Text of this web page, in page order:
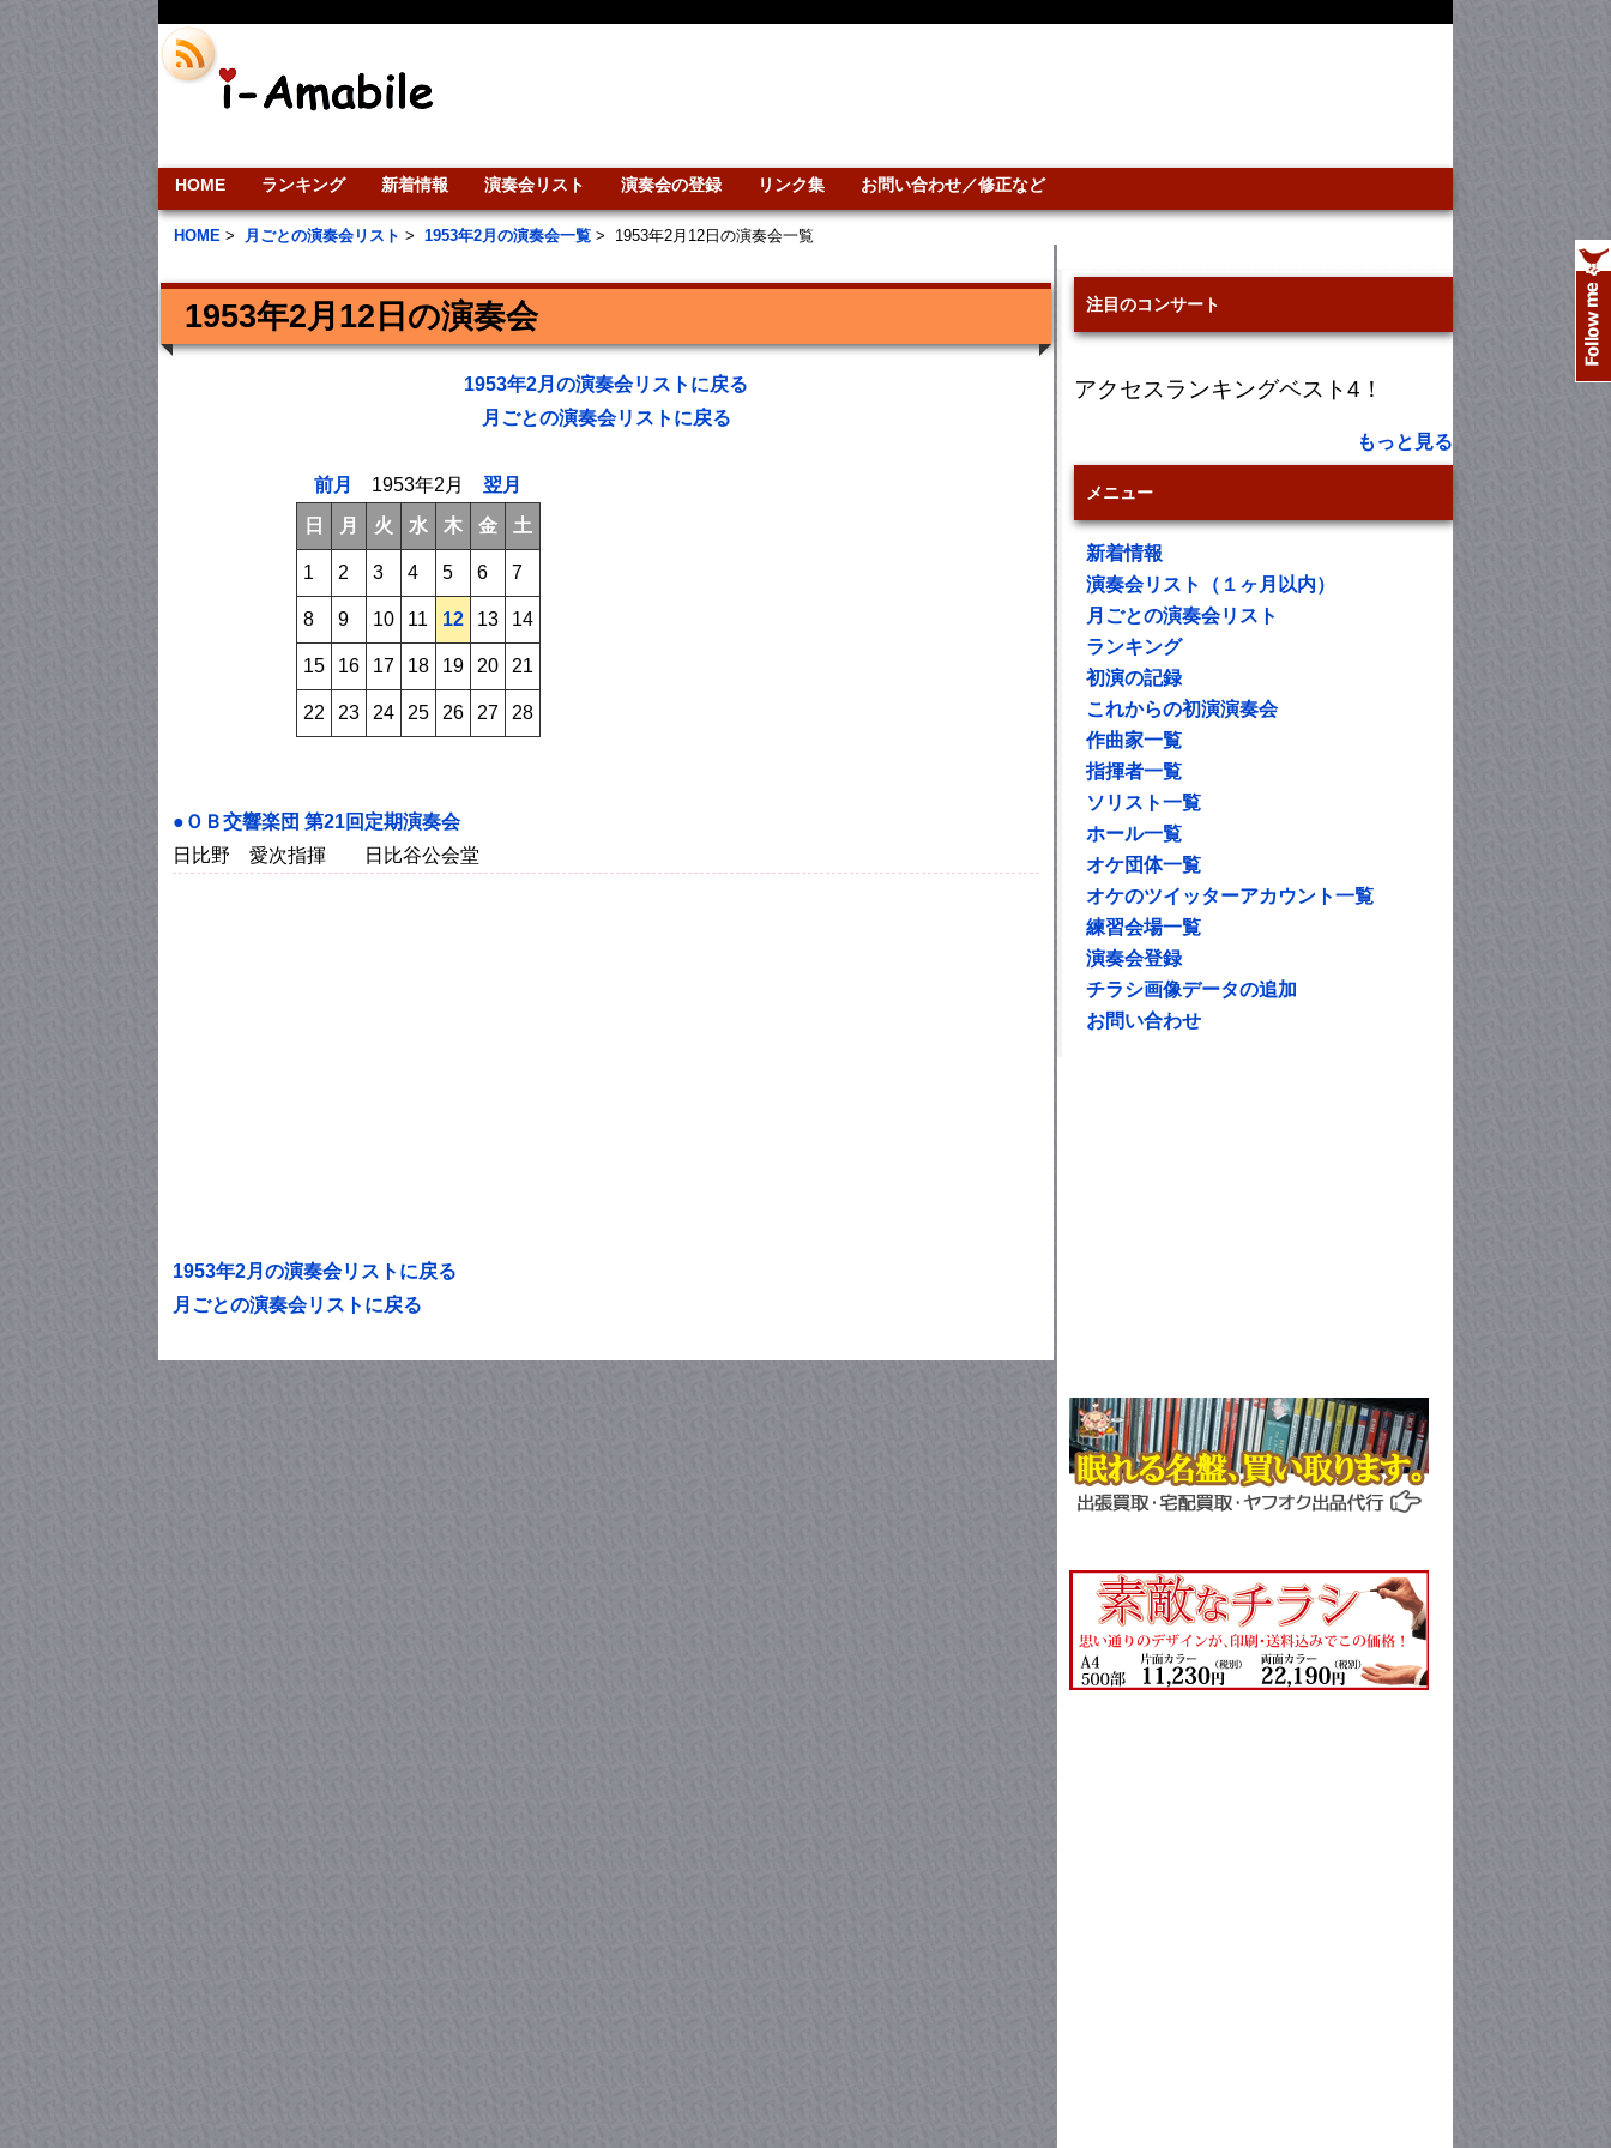
HOME ランキング 新着情報 演奏会リスト 演奏会の登録 リンク集 お問い合わせ／修正など
HOME > 月ごとの演奏会リスト > 1953年2月の演奏会一覧 > 1953年2月12日の演奏会一覧
1953年2月12日の演奏会
1953年2月の演奏会リストに戻る
月ごとの演奏会リストに戻る
前月 1953年2月 翌月
日
月 火 水 木 金 土
1 2 3 4 5 6 7
8 9 10 11 12 13 14
15 16 17 18 19 20 21
22 23 24 25 26 27 28
●ＯＢ交響楽団 第21回定期演奏会
日比野 愛次指揮 日比谷公会堂
1953年2月の演奏会リストに戻る
月ごとの演奏会リストに戻る
注目のコンサート
アクセスランキングベスト4！
もっと見る
メニュー
新着情報
演奏会リスト（１ヶ月以内）
月ごとの演奏会リスト
ランキング
初演の記録
これからの初演演奏会
作曲家一覧
指揮者一覧
ソリスト一覧
ホール一覧
オケ団体一覧
オケのツイッターアカウント一覧
練習会場一覧
演奏会登録
チラシ画像データの追加
お問い合わせ